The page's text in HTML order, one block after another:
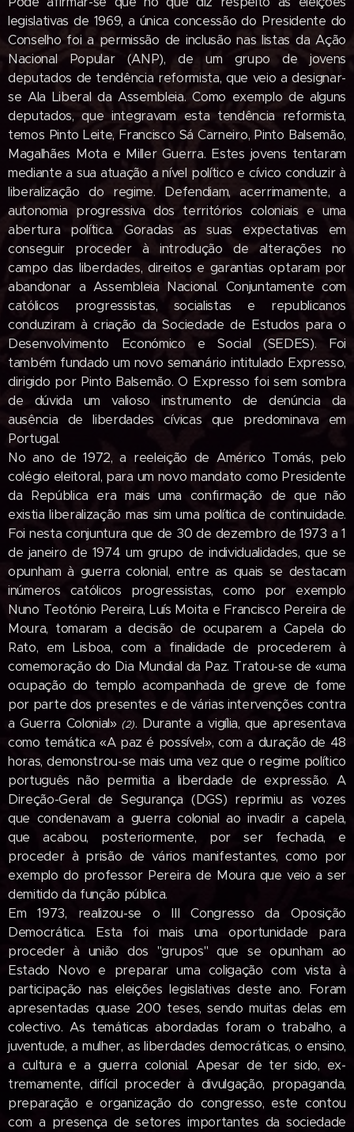
legislativas de 1969, a única concessão do Presidente do
Con­selho foi a permissão de inclusão nas lis­tas da Ação
Nacional Popular (ANP), de um grupo de jovens
deputados de tendên­cia reformista, que veio a designar-
se Ala Liberal da Assembleia. Como exemplo de alguns
deputados, que integravam esta tendência reformista,
temos Pinto Leite, Francisco Sá Carneiro, Pinto Balsemão,
Magalhães Mota e Miller Guerra. Estes jo­vens tentaram
mediante a sua atuação a nível político e cívico conduzir à
liberaliza­ção do regime. Defendiam, acerrimamente, a
autonomia progressiva dos territórios co­loniais e uma
abertura política. Goradas as suas expectativas em
conseguir proceder à introdução de alterações no
campo das liberdades, direitos e garantias optaram por
abandonar a Assembleia Nacional. Conjuntamente com
católicos progressis­tas, socialistas e republicanos
conduziram à criação da Sociedade de Estudos para o
Desenvolvimento Económico e Social (SEDES). Foi
também fundado um novo semanário intitulado Expresso,
dirigido por Pinto Balsemão. O Expresso foi sem sombra
de dúvida um valioso instrumento de denúncia da
ausência de liberdades cívicas que predominava em
Portugal.
No ano de 1972, a reeleição de Améri­co Tomás, pelo
colégio eleitoral, para um novo mandato como Presidente
da República era mais uma confirmação de que não
existia liberalização mas sim uma política de continuidade.
Foi nesta conjun­tura que de 30 de dezembro de 1973 a 1
de janeiro de 1974 um grupo de individu­alidades, que se
opunham à guerra colo­nial, entre as quais se destacam
inúmeros católicos progressistas, como por exemplo
Nuno Teotónio Pereira, Luís Moita e Fran­cisco Pereira de
Moura, tomaram a de­cisão de ocuparem a Capela do
Rato, em Lisboa, com a finalidade de procederem à
comemoração do Dia Mundial da Paz. Tratou-se de «uma
ocupação do templo acompanhada de greve de fome
por parte dos presentes e de várias intervenções contra
a Guerra Colonial»(2). Durante a vigília, que apresentava
como temática «A paz é possível», com a duração de 48
horas, demonstrou-se mais uma vez que o regime político
português não permitia a liberdade de expressão. A
Direção-Geral de Segurança (DGS) reprimiu as vozes
que condenavam a guerra colonial ao invadir a capela,
que acabou, poste­riormente, por ser fechada, e
proceder à prisão de vários manifestantes, como por
exemplo do professor Pereira de Moura que veio a ser
demitido da função pública.
Em 1973, realizou-se o III Congresso da Oposição
Democrática. Esta foi mais uma oportunidade para
proceder à união dos "grupos" que se opunham ao
Estado Novo e preparar uma coligação com vista à
participação nas eleições legislativas deste ano. Foram
apresentadas quase 200 teses, sendo muitas delas em
colec­tivo. As temáticas abordadas foram o trabalho, a
juventude, a mulher, as liber­dades democráticas, o ensino,
a cultura e a guerra colonial. Apesar de ter sido, ex­
tremamente, difícil proceder à divulgação, propaganda,
preparação e organização do congresso, este contou
com a presença de setores importantes da sociedade